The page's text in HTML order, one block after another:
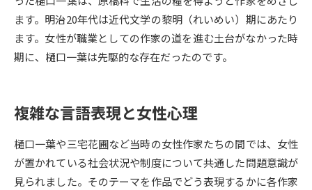
大学で学べる内容や特徴を調べる
新増設大学・学部・学科特集
国際・グローバルに強い大学特
デジタルパンフレット 進路の３択
新学年スタート号特集ページ
（高3生用）
新学年スタート号特集ページ
（高2生用）
ます。明治20年代は近代文学の黎明（れいめい）期にあたり
ます。女性が職業としての作家の道を進む土台がなかった時
期に、樋口一葉は先駆的な存在だったのです。
複雑な言語表現と女性心理
樋口一葉や三宅花圃など当時の女性作家たちの間では、女性
が置かれている社会状況や制度について共通した問題意識が
見られました。そのテーマを作品でどう表現するかに各作家